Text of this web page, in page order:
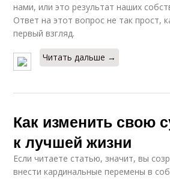
нами, или это результат наших
Ответ на этот вопрос не так прост,
первый взгляд.
Читать дальше →
Как изменить свою
к лучшей жизни
Если читаете статью, значит, вы
внести кардинальные перемены в